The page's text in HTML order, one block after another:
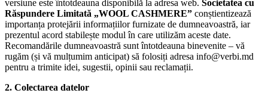
versiune este întotdeauna disponibilă la adresa web. Societatea cu
Răspundere Limitată „WOOL CASHMERE” conștientizează
importanța protejării informațiilor furnizate de dumneavoastră, iar
prezentul acord stabilește modul în care utilizăm aceste date.
Recomandările dumneavoastră sunt întotdeauna binevenite – vă
rugăm (și vă mulțumim anticipat) să folosiți adresa info@verbi.md
pentru a trimite idei, sugestii, opinii sau reclamații.
2. Colectarea datelor